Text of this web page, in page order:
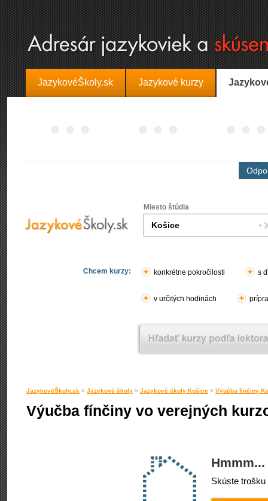
JazykovéŠkoly.sk Jazykové kurzy
Miesto štúdia
Chcem kurzy: konkrétne pokročilosti s
v určitých hodinách
JazykovéŠkoly.sk > Jazykové školy > Jazykové školy Košice > Výučba fínčiny
Výučba fínčiny vo verejných
Skúste